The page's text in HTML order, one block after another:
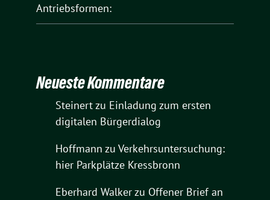
Antriebsformen:
Neueste Kommentare
Steinertzu Einladung zum ersten
digitalen Bürgerdialog
Hoffmann zu Verkehrsuntersuchung:
hier Parkplätze Kressbronn
Eberhard Walkerzu Offener Brief an